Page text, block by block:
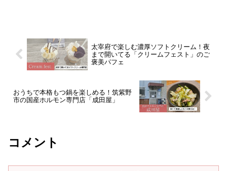
太宰府で楽しむ濃厚ソフトクリーム！夜
まで開いてる「クリームフェスト」のご
褒美パフェ
おうちで本格もつ鍋を楽しめる！筑紫野
市の国産ホルモン専門店「成田屋」
コメント